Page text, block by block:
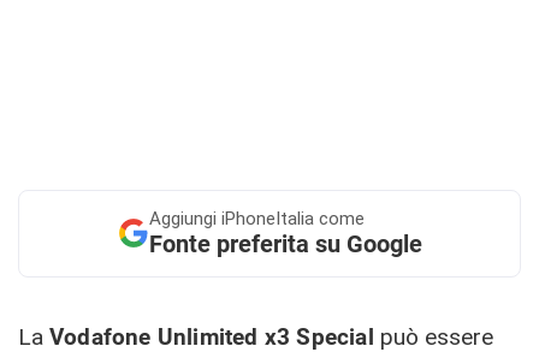
Aggiungi iPhoneItalia come
Fonte preferita su Google
La Vodafone Unlimited x3 Special può essere